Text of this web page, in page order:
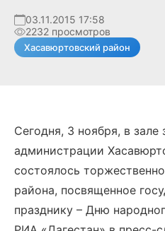
03.11.2015 17:58
2232 просмотров
Хасавюртовский район
Сегодня, 3 ноября, в зале
администрации
состоялось
района, посвященное
празднику – Дню